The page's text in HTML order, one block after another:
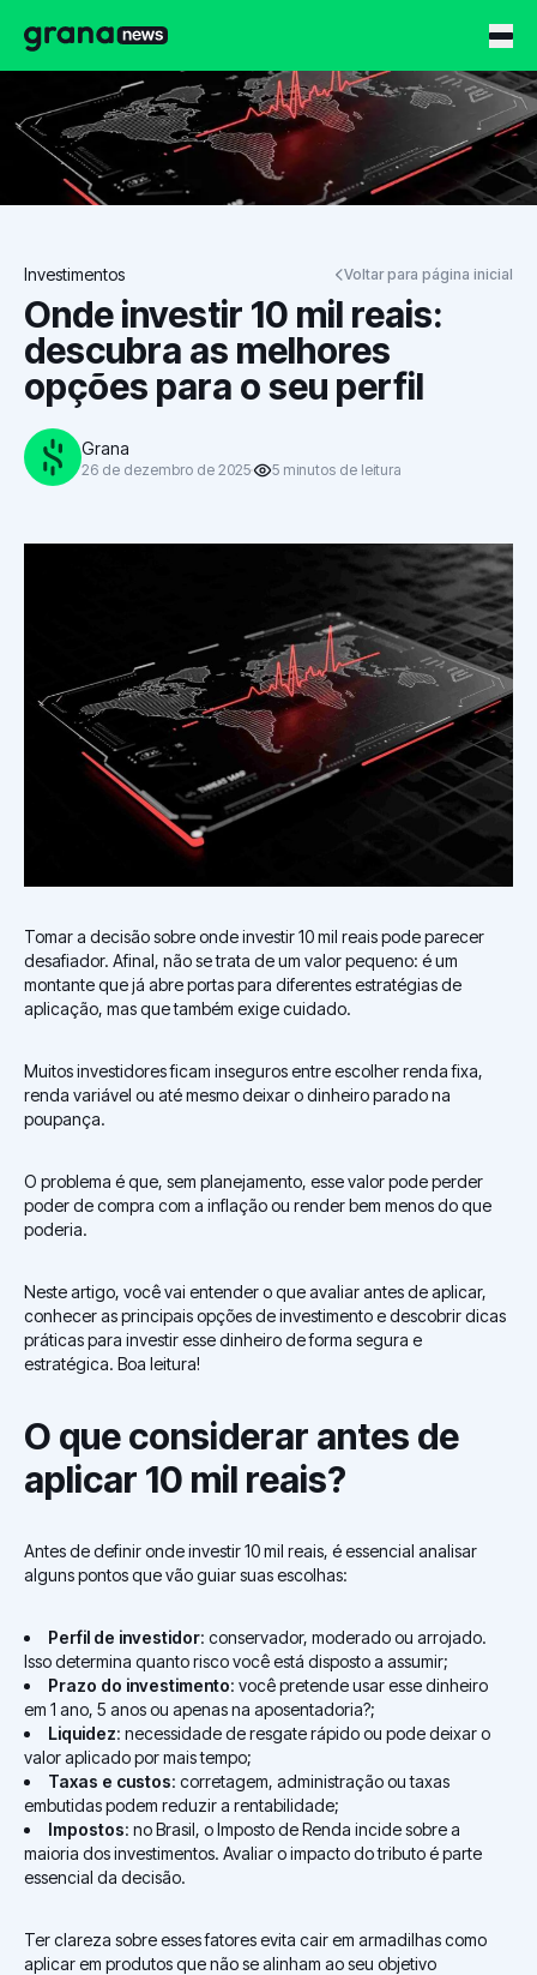
Grana News
Investimentos Voltar para página inicial
Onde investir 10 mil reais:
descubra as melhores
opções para o seu perfil
Grana
26 de dezembro de 2025 5 minutos de leitura
Tomar a decisão sobre onde investir 10 mil reais pode parecer
desafiador. Afinal, não se trata de um valor pequeno: é um
montante que já abre portas para diferentes estratégias de
aplicação, mas que também exige cuidado.
Muitos investidores ficam inseguros entre escolher renda fixa,
renda variável ou até mesmo deixar o dinheiro parado na
poupança.
O problema é que, sem planejamento, esse valor pode perder
poder de compra com a inflação ou render bem menos do que
poderia.
Neste artigo, você vai entender o que avaliar antes de aplicar,
conhecer as principais opções de investimento e descobrir dicas
práticas para investir esse dinheiro de forma segura e
estratégica. Boa leitura!
O que considerar antes de
aplicar 10 mil reais?
Antes de definir onde investir 10 mil reais, é essencial analisar
alguns pontos que vão guiar suas escolhas:
Perfil de investidor: conservador, moderado ou arrojado.
Isso determina quanto risco você está disposto a assumir;
Prazo do investimento: você pretende usar esse dinheiro
em 1 ano, 5 anos ou apenas na aposentadoria?;
Liquidez: necessidade de resgate rápido ou pode deixar o
valor aplicado por mais tempo;
Taxas e custos: corretagem, administração ou taxas
embutidas podem reduzir a rentabilidade;
Impostos: no Brasil, o Imposto de Renda incide sobre a
maioria dos investimentos. Avaliar o impacto do tributo é parte
essencial da decisão.
Ter clareza sobre esses fatores evita cair em armadilhas como
aplicar em produtos que não se alinham ao seu objetivo